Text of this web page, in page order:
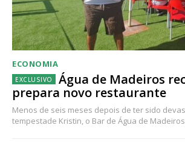
ECONOMIA
Água de Madeiros
prepara novo restaurante
Menos de seis meses depois de ter sido
tempestade Kristin, o Bar de Água de